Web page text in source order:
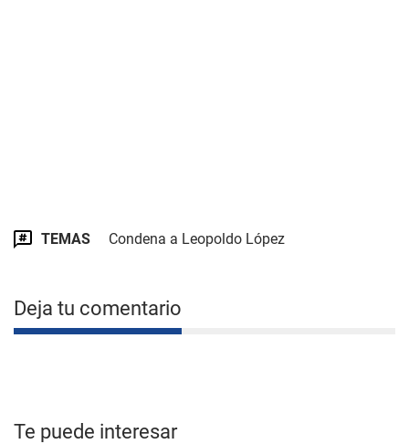
TEMAS Condena a Leopoldo López
Deja tu comentario
Te puede interesar